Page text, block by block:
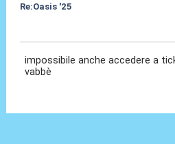
Re:Oasis '25
impossibile anche accedere a
vabbè